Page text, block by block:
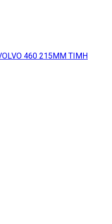
460 215MM ΤΙΜΗ